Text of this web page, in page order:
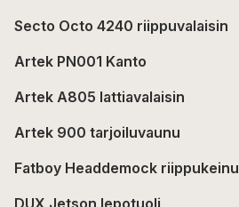
Secto Octo 4240 riippuvalaisin
Artek PN001 Kanto
Artek A805 lattiavalaisin
Artek 900 tarjoiluvaunu
Fatboy Headdemock riippukeinu
DUX Jetson lepotuoli